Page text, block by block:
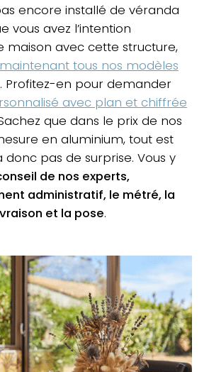
encore installé de véranda
vous avez l’intention
maison avec cette structure,
tous nos modèles
. Profitez-en pour demander
avec plan et chiffrée
que dans le prix de nos
en aluminium, tout est
donc pas de surprise. Vous y
de nos experts,
administratif, le métré, la
et la pose.